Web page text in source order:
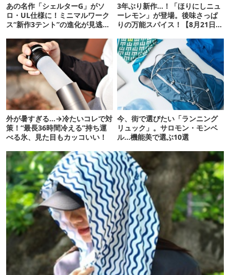
あの名作「シェルターG」がソ
ロ・UL仕様に！ミニマルワーク
ス“新作3テント”の進化が見逃せ
3年ぶり新作…！「ほりにしニュ
ーレモン」が登場。後味さっぱ
りの万能スパイス！【8月21日発
外が暑すぎる…→冷たいコレで対
策！“最長36時間冷える”持ち運
べる氷、見た目もカッコいい！
今、街で選びたい「ランニング
リュック」。サロモン・モンベ
ル…機能美で選ぶ10選